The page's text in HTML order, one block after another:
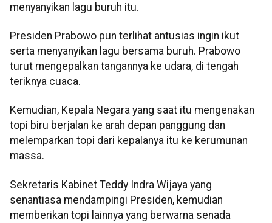
menyanyikan lagu buruh itu.
Presiden Prabowo pun terlihat antusias ingin ikut
serta menyanyikan lagu bersama buruh. Prabowo
turut mengepalkan tangannya ke udara, di tengah
teriknya cuaca.
Kemudian, Kepala Negara yang saat itu mengenakan
topi biru berjalan ke arah depan panggung dan
melemparkan topi dari kepalanya itu ke kerumunan
massa.
Sekretaris Kabinet Teddy Indra Wijaya yang
senantiasa mendampingi Presiden, kemudian
memberikan topi lainnya yang berwarna senada